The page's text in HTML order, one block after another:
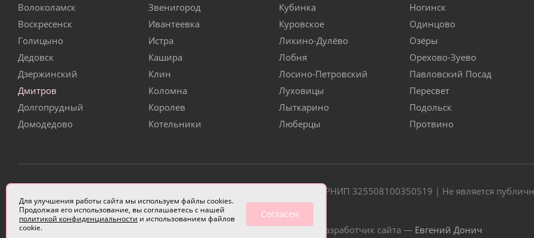
Волоколамск
Воскресенск
Голицыно
Дедовск
Дзержинский
Дмитров
Долгопрудный
Домодедово
Звенигород
Ивантеевка
Истра
Кашира
Клин
Коломна
Королев
Котельники
Кубинка
Куровское
Ликино-Дулёво
Лобня
Лосино-Петровский
Луховицы
Лыткарино
Люберцы
Ногинск
Одинцово
Озёры
Орехово-Зуево
Павловский Посад
Пересвет
Подольск
Протвино
ИП Чулкова Анастасия Александровна ИНН 331405822720 | ОГРН/ОГРНИП 325508100350519 | Не является
Разработчик сайта — Евгений Донич
Для улучшения работы сайта мы используем файлы cookies.
Продолжая его использование, вы соглашаетесь с нашей
политикой конфиденциальности и использованием файлов
cookie.
Согласен